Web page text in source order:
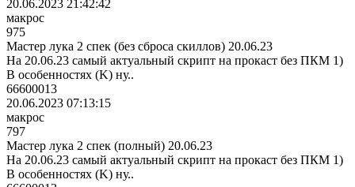
20.06.2023 21:42:42
макрос
975
Мастер лука 2 спек (без сброса скиллов) 20.06.23
На 20.06.23 самый актуальный скрипт на прокаст без ПКМ 1)
В особенностях (K) ну..
66600013
20.06.2023 07:13:15
макрос
797
Мастер лука 2 спек (полный) 20.06.23
На 20.06.23 самый актуальный скрипт на прокаст без ПКМ 1)
В особенностях (K) ну..